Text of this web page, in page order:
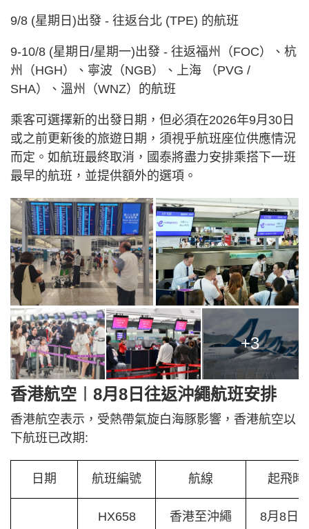
9/8 (星期日)出發 - 往返台北 (TPE) 的航班
9-10/8 (星期日/星期一)出發 - 往返福州（FOC）、杭
州（HGH）、寧波（NGB）、上海 （PVG /
SHA）、溫州（WNZ）的航班
乘客可選擇新的出發日期，但必須在2026年9月30日
或之前更新後的旅遊日期，須視乎航班座位供應情況
而定。如航班最終取消，國泰將盡力安排乘搭下一班
最早的航班，並提供額外的選項。
+3
香港航空︱8月8日往返沖繩航班安排
香港航空表示，受熱帶氣旋白海豚影響，香港航空以
下航班已改期:
日期 航班編號 航線 起飛時
HX658 香港至沖繩 8月8日/